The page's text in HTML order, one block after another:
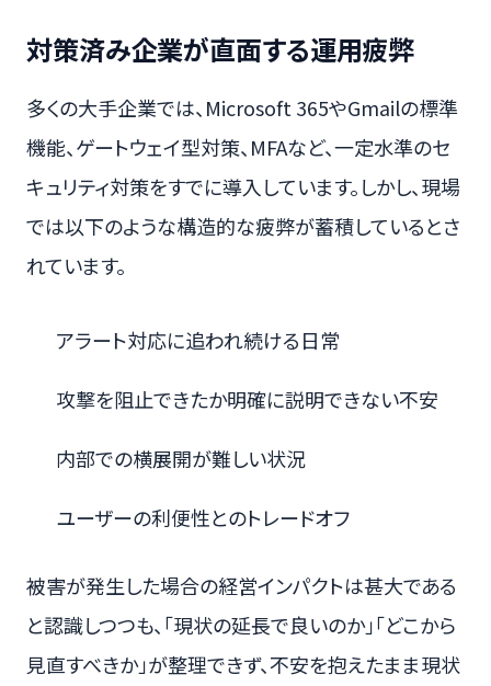
対策済み企業が直面する運用疲弊
多くの大手企業では、Microsoft 365やGmailの標準
機能、ゲートウェイ型対策、MFAなど、一定水準のセ
キュリティ対策をすでに導入しています。しかし、現場
では以下のような構造的な疲弊が蓄積しているとさ
れています。
アラート対応に追われ続ける日常
攻撃を阻止できたか明確に説明できない不安
内部での横展開が難しい状況
ユーザーの利便性とのトレードオフ
被害が発生した場合の経営インパクトは甚大である
と認識しつつも、「現状の延長で良いのか」「どこから
見直すべきか」が整理できず、不安を抱えたまま現状